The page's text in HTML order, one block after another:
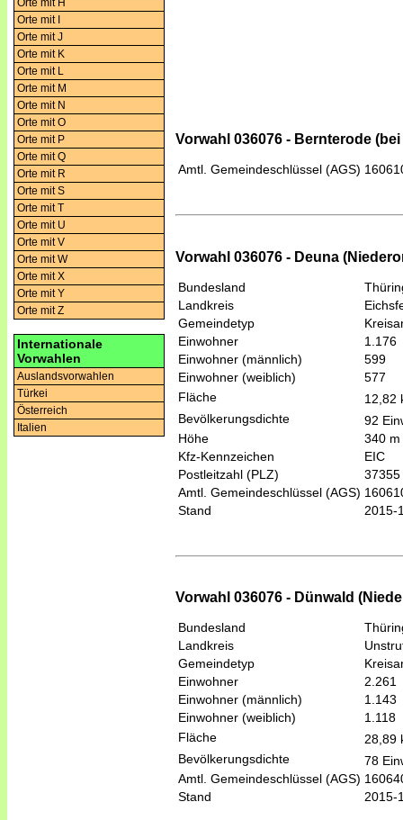
Orte mit H
Orte mit I
Orte mit J
Orte mit K
Orte mit L
Orte mit M
Orte mit N
Orte mit O
Orte mit P
Orte mit Q
Orte mit R
Orte mit S
Orte mit T
Orte mit U
Orte mit V
Orte mit W
Orte mit X
Orte mit Y
Orte mit Z
Internationale
Vorwahlen
Auslandsvorwahlen
Türkei
Österreich
Italien
Vorwahl 036076 - Bernterode
Amtl. Gemeindeschlüssel (AGS)
Vorwahl 036076 - Deuna
Bundesland
Landkreis
Gemeindetyp
Einwohner
1.176
Einwohner (männlich)
599
Einwohner (weiblich)
577
Fläche
12,82
Bevölkerungsdichte
92
Höhe
340 m
Kfz-Kennzeichen
EIC
Postleitzahl (PLZ)
37355
Amtl. Gemeindeschlüssel (AGS)
Stand
2015-
Vorwahl 036076 - Dünwald
Bundesland
Landkreis
Gemeindetyp
Einwohner
2.261
Einwohner (männlich)
1.143
Einwohner (weiblich)
1.118
Fläche
28,89
Bevölkerungsdichte
78
Amtl. Gemeindeschlüssel (AGS)
Stand
2015-